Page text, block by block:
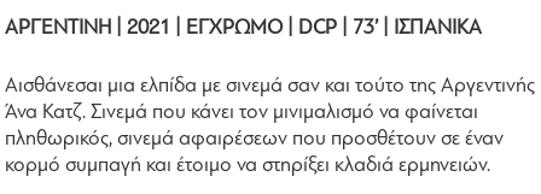
ΑΡΓΕΝΤΙΝΗ | 2021 | ΕΓΧΡΩΜΟ | DCP | 73’ | ΙΣΠΑΝΙΚΑ
Αισθάνεσαι μια ελπίδα με σινεμά σαν και τούτο της Αργεντινής
Άνα Κατζ. Σινεμά που κάνει τον μινιμαλισμό να φαίνεται
πληθωρικός, σινεμά αφαιρέσεων που προσθέτουν σε έναν
κορμό συμπαγή και έτοιμο να στηρίξει κλαδιά ερμηνειών.